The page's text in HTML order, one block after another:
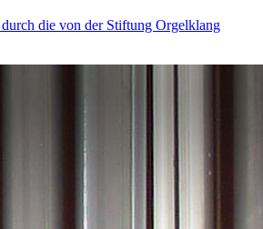
die von der Stiftung Orgelklang